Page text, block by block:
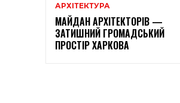
АРХІТЕКТУРА
МАЙДАН АРХІТЕКТОРІВ —
ЗАТИШНИЙ ГРОМАДСЬКИЙ
ПРОСТІР ХАРКОВА